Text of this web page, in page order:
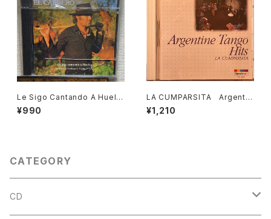
Le Sigo Cantando A Huelv
a - Antología Del Fandang
o De Huelva 2ª Parte【演奏
¥990
LA CUMPARSITA Argentin
e Tango Hits【演奏者：クァル
テート・ロス・ポルテニートス, マ
¥1,210
CATEGORY
CD